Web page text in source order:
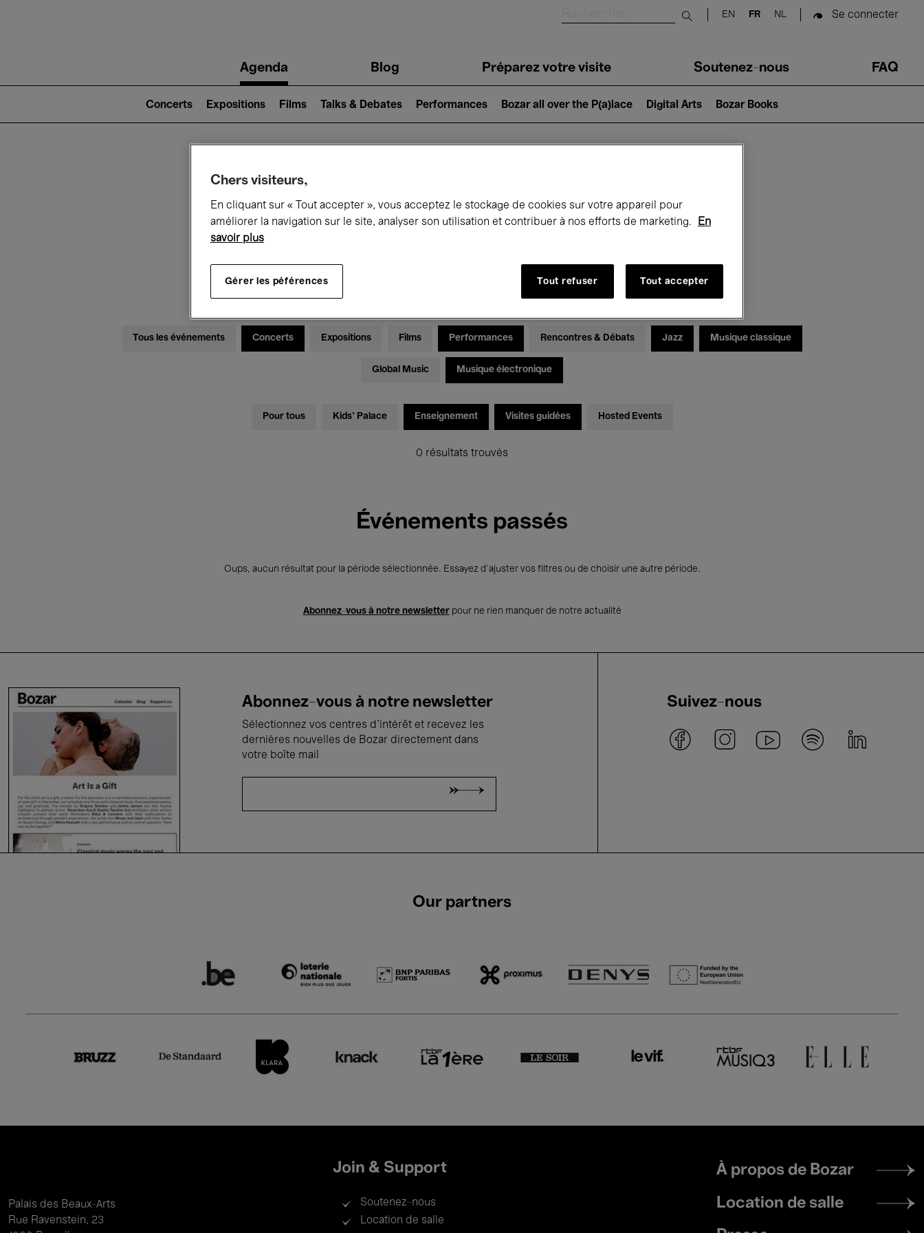
Submit search
EN FR NL Se connecter
navigationAgenda Blog Préparez votre visite Soutenez-nous FAQ
2)
Concerts Expositions Films Talks & Debates Performances Bozar all over the P(a)lace Digital Arts Bozar Books
Ce qui se passe à Bozar
Dimanche 10 Mai 2026
Tous les événements Concerts Expositions Films Performances Rencontres & Débats Jazz Musique classique
Global Music Musique électronique
Pour tous Kids’ Palace Enseignement Visites guidées Hosted Events
0 résultats trouvés
Événements passés
Oups, aucun résultat pour la période sélectionnée. Essayez d’ajuster vos filtres ou de choisir une autre période.
Abonnez-vous à notre newsletterpour ne rien manquer de notre actualité
Abonnez-vous à notre newsletter
Sélectionnez vos centres d'intérêt et recevez les
dernières nouvelles de Bozar directement dans
votre boîte mail
Suivez-nous
Our partners
Palais des Beaux-Arts
Rue Ravenstein, 23
Join & Support
Soutenez-nous
Location de salle
Footer
menu
À propos de Bozar
Location de salle
Chers visiteurs,
En cliquant sur « Tout accepter », vous acceptez le stockage de cookies sur votre appareil pour
améliorer la navigation sur le site, analyser son utilisation et contribuer à nos efforts de marketing.
En
savoir plus
Gérer les péférences Tout refuser Tout accepter